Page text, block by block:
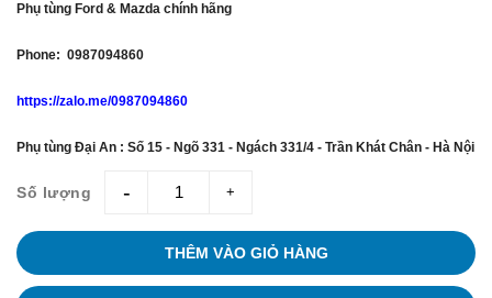
Phụ tùng Ford & Mazda chính hãng
Phone: 0987094860
https://zalo.me/0987094860
Phụ tùng Đại An : Số 15 - Ngõ 331 - Ngách 331/4 - Trần Khát Chân - Hà Nội
Số lượng giam tang
THÊM VÀO GIỎ HÀNG